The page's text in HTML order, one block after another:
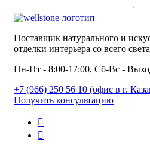
Поставщик натурального и
отделки интерьера со всего
Пн-Пт - 8:00-17:00, Сб-Вс -
+7 (966) 250 56 10 (офис в г.
Получить консультацию